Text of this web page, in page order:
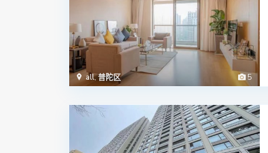
5
all,普陀区